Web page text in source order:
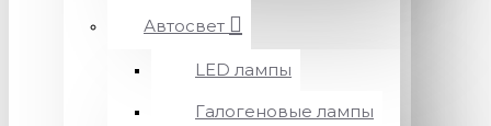
Автосвет
LED лампы
Галогеновые лампы